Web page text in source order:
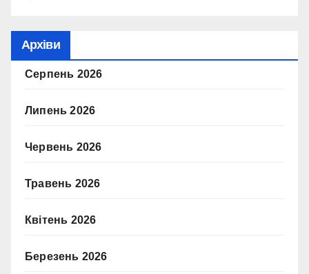
Архіви
Серпень 2026
Липень 2026
Червень 2026
Травень 2026
Квітень 2026
Березень 2026